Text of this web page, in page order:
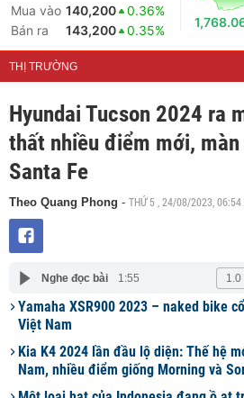
Mua vào 140,200
0.36%
Bán ra
143,200 0.35%
THỊ TRƯỜNG
Hyundai Tucson 2024 ra
thất nhiều điểm mới,
Santa Fe
Theo Quang Phong - THỨ 5 , 24/08/2023, 06:54
Nghe đọc bài 1:55
Yamaha XSR900 2023 – naked bike
Việt Nam
Kia K4 2024 lần đầu lộ diện: Thế hệ
Nam, nhiều điểm giống Morning và